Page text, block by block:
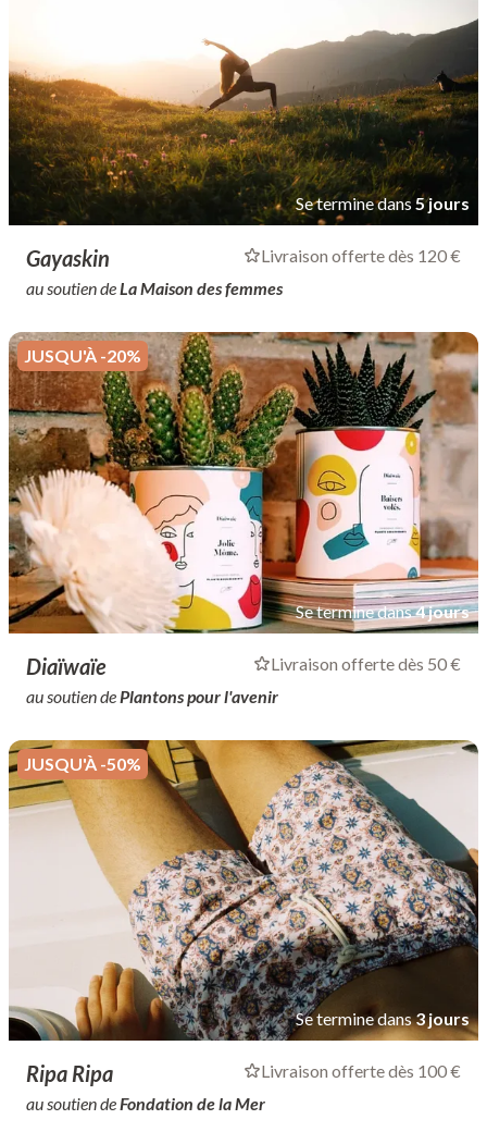
Se termine dans 5 jours
Gayaskin
Livraison offerte dès 120 €
au soutien deLa Maison des femmes
JUSQU'À -20%
Se termine dans4 jours
Diaïwaïe
Livraison offerte dès 50 €
au soutien dePlantons pour l'avenir
JUSQU'À -50%
Se termine dans3 jours
Ripa Ripa
Livraison offerte dès 100 €
au soutien deFondation de la Mer